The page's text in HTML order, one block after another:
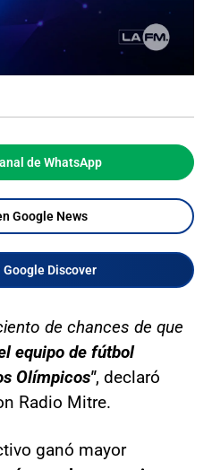
de WhatsApp
Google News
Google Discover
de chances de que
equipo de fútbol
Olímpicos", declaró
Radio Mitre.
ganó mayor